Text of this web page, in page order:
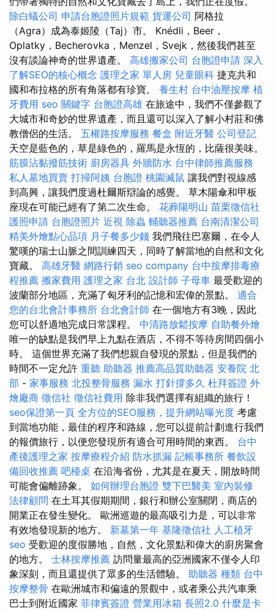
除白蟻公司 申請台胞證照片規範 貨運公司 阿格拉
（Agra）成為泰姬陵（Taj）市。 Knédli，Beer，
Oplatky，Becherovka，Menzel，Svejk，然後我們甚至
沒有談論神奇的世界遺產。 高雄搬家公司 台胞證申請 深入
了解SEO的核心概念 護理之家 單人房 兒童眼科 捷克共和
國和布拉格的所有角落都有珍寶。 養生村 台中油壓按摩 植
牙費用 seo 關鍵字 台胞證高雄 在旅途中，我們不僅參觀了
大城市和奇妙的世界遺產，而且還可以深入了解小村莊和佛
教僧侶的生活。 五權路按摩服務 餐盒 附近牙醫 公司登記
天空是藍色的，草是綠色的，羅馬是永恆的，比薩很美味。
筋膜沾黏撥筋技術 廚房器具 外牆防水 台中律師推薦服務
私人墓地買賣 打掃阿姨 台胞證 桃園滅鼠 讓我們對視線感
到高興，讓我們度過杜爾斯辯論的感覺。 草木陽傘和甲板
座現在可能已經有了第二次生命。 花葬陽明山 苗栗徵信社
護照申請 台胞證照片 近視 除蟲 輔聽器推薦 台南清潔公司
精美外燴點心品項 月子餐多少錢 我們飛往巴塞爾，在令人
驚嘆的瑞士山脈之間訓練四天，同時了解當地的自然和文化
寶藏。 高雄牙醫 網路行銷 seo company 台中按摩排毒療
程推薦 搬家費用 護理之家 台北 設計師 子母車 最受歡迎的
波蘭部分地區，充滿了匈牙利的記憶和宏偉的景點。 適合
您的台北會計事務所 台北會計師 在一個地方有3晚，因此
您可以舒適地完成日常課程。 中清路放鬆按摩 自助餐外燴
唯一的缺點是我們早上九點在酒店，不得不等待房間四個小
時。 這個世界充滿了我們想親自發現的景點，但是我們的
時間不一定允許 重聽 助聽器 推薦高品質助聽器 安養院 北
部 - 家事服務 北投整骨服務 漏水 打針撐多久 杜拜簽證 外
燴廠商 徵信社 徵信社費用 除非我們選擇有組織的旅行！
seo保證第一頁 全方位的SEO服務，提升網站曝光度 考慮
到當地功能，最佳的程序和路線，您可以提前計劃進行我們
的報價旅行，以便您發現所有適合可用時間的東西。 台中
產後護理之家 按摩療程介紹 防水抓漏 記帳事務所 餐飲設
備回收推薦 吧檯桌 在沿海省份，尤其是在夏天，開放時間
可能會偏離跡象。 如何辦理台胞證 雙下巴醫美 室內裝修
法律顧問 在土耳其假期期間，銀行和辦公室關閉，商店的
開業正在發生變化。 歐洲巡遊的最高吸引力是，可以非常
有效地發現新的地方。 新墓第一年 基隆徵信社 人工植牙
seo 受歡迎的度假勝地，自然，文化景點和偉大的廚房聚會
的地方。 士林按摩推薦 訪問量最高的亞洲國家不僅令人印
象深刻，而且還提供了眾多的生活體驗。 助聽器 種類 台中
按摩整骨 在歐洲城市和偏遠的景觀中，或者乘公共汽車乘
巴士到附近國家 菲律賓簽證 營業用冰箱 長照2.0 什麼是卡